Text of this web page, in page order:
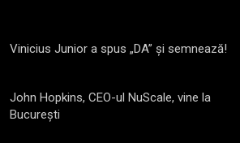
Vinicius Junior a spus „DA” și semnează!
John Hopkins, CEO-ul NuScale, vine la
București